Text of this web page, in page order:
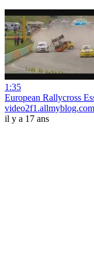
1:35
European Rallycross
video2f1.allmyblog.com
il y a 17 ans